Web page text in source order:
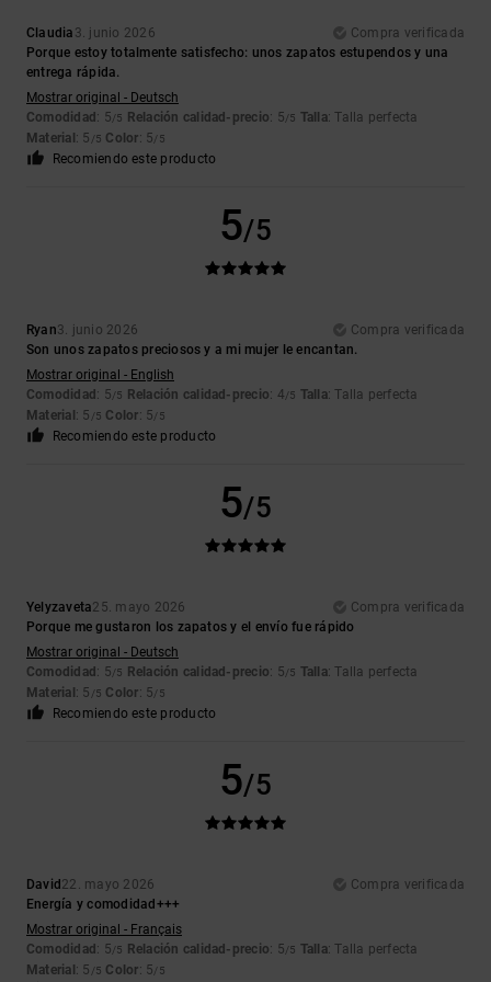
Claudia 3. junio 2026
Compra verificada
Porque estoy totalmente satisfecho: unos zapatos estupendos y una
entrega rápida.
Mostrar original - Deutsch
Comodidad : 5/5 Relación calidad-precio: 5/5 Talla: Talla perfecta
Material : 5 /5 Color: 5/5
Recomiendo este producto
5/5
Ryan3. junio 2026
Compra verificada
Son unos zapatos preciosos y a mi mujer le encantan.
Mostrar original - English
Comodidad : 5/5 Relación calidad-precio: 4/5 Talla: Talla perfecta
Material : 5 /5 Color: 5/5
Recomiendo este producto
5/5
Yelyzaveta25. mayo 2026
Compra verificada
Porque me gustaron los zapatos y el envío fue rápido
Mostrar original - Deutsch
Comodidad : 5/5 Relación calidad-precio: 5/5 Talla: Talla perfecta
Material : 5 /5 Color: 5/5
Recomiendo este producto
5/5
David 22. mayo 2026
Compra verificada
Energía y comodidad+++
Mostrar original - Français
Comodidad : 5/5 Relación calidad-precio: 5/5 Talla: Talla perfecta
Material : 5 /5 Color: 5/5